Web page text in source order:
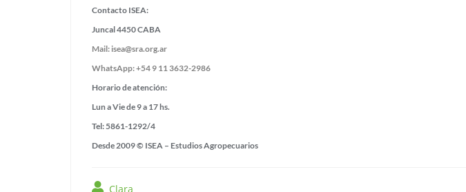
Contacto ISEA:
Juncal 4450 CABA
Mail: isea@sra.org.ar
WhatsApp: +54 9 11 3632-2986
Horario de atención:
Lun a Vie de 9 a 17 hs.
Tel: 5861-1292/4
Desde 2009 © ISEA – Estudios Agropecuarios
Clara